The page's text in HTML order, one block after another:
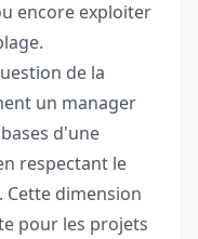
encore exploiter
de la
un manager
d'une
respectant le
Cette dimension
pour les projets